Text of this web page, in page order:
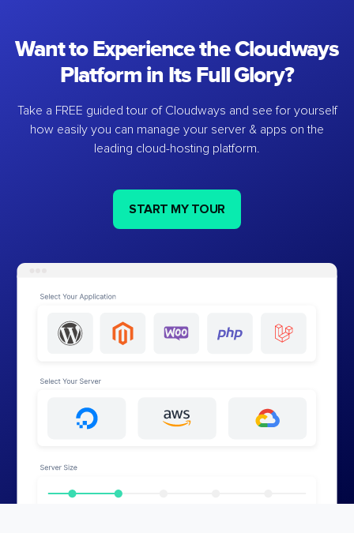
Want to Experience the Cloudways
Platform in Its Full Glory?
Take a FREE guided tour of Cloudways and see for yourself
how easily you can manage your server & apps on the
leading cloud-hosting platform.
START MY TOUR